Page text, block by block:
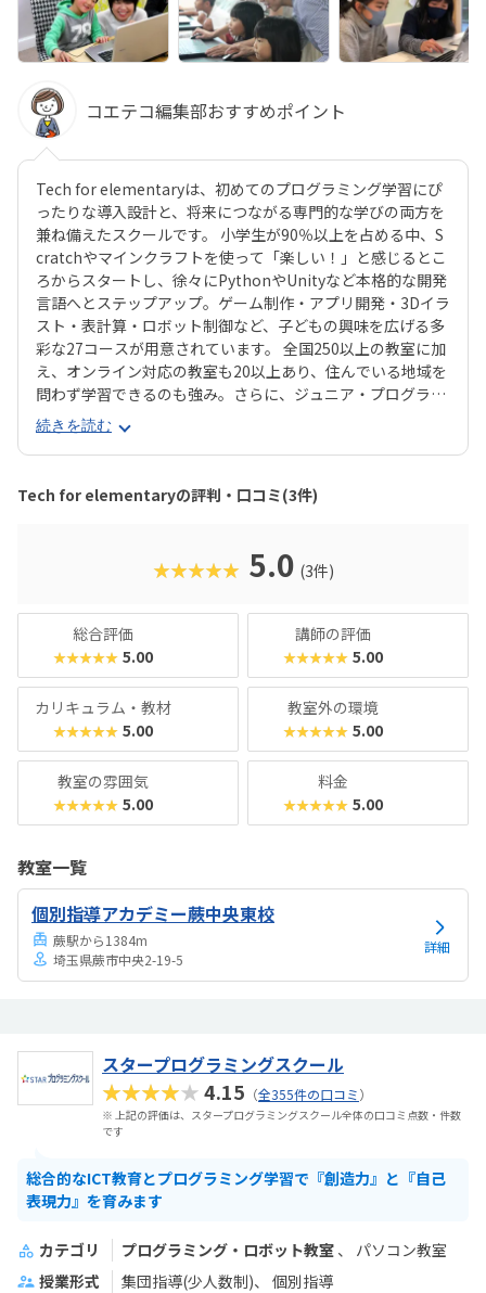
コエテコ編集部おすすめポイント
Tech for elementaryは、初めてのプログラミング学習にぴ
ったりな導入設計と、将来につながる専門的な学びの両方を
兼ね備えたスクールです。 小学生が90％以上を占める中、S
cratchやマインクラフトを使って「楽しい！」と感じるとこ
ろからスタートし、徐々にPythonやUnityなど本格的な開発
言語へとステップアップ。ゲーム制作・アプリ開発・3Dイラ
スト・表計算・ロボット制御など、子どもの興味を広げる多
彩な27コースが用意されています。 全国250以上の教室に加
え、オンライン対応の教室も20以上あり、住んでいる地域を
問わず学習できるのも強み。さらに、ジュニア・プログラミ
ング検定などで多数の合格者を輩出しており、子どもたち
の“自信”や“目標達成の経験”をサポートしてくれます。単な
る「習い事」にとどまらず、夢や進路を描く力が自然と育ま
れる学び場です。
続きを読む
Tech for elementaryの評判・口コミ(3件)
★★★★★ 5.0 (3件)
総合評価
★★★★★ 5.00
講師の評価
★★★★★ 5.00
カリキュラム・教材
★★★★★ 5.00
教室外の環境
★★★★★ 5.00
教室の雰囲気
★★★★★ 5.00
料金
★★★★★ 5.00
教室一覧
個別指導アカデミー蕨中央東校
蕨駅から1384m
埼玉県蕨市中央2-19-5
詳細
スタープログラミングスクール
★★★★★4.15 （全355件の口コミ）
※ 上記の評価は、スタープログラミングスクール全体の口コミ点数・件数
です
総合的なICT教育とプログラミング学習で『創造力』と『自己
表現力』を育みます
カテゴリ プログラミング・ロボット教室
パソコン教室
授業形式
集団指導(少人数制)
個別指導